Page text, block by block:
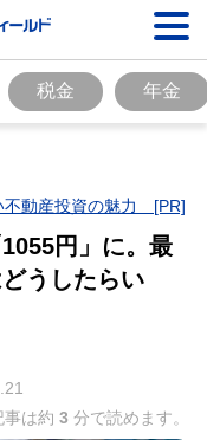
税金 年金
不動産投資の魅力 [PR]
円」に。最
うしたらい
事は約 3 分で読めます。